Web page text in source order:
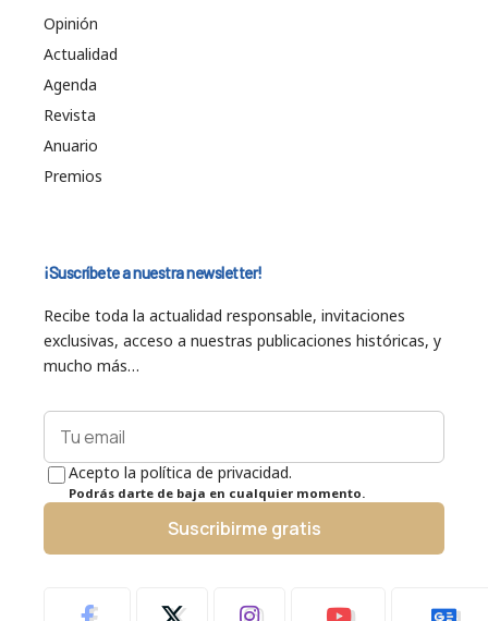
Opinión
Actualidad
Agenda
Revista
Anuario
Premios
¡Suscríbete a nuestra newsletter!
Recibe toda la actualidad responsable, invitaciones
exclusivas, acceso a nuestras publicaciones históricas, y
mucho más…
Acepto la política de privacidad.
Podrás darte de baja en cualquier momento.
Suscribirme gratis